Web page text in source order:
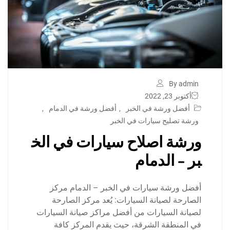
By admin
أكتوبر 23, 2022
أفضل ورشة في الخبر
, أفضل ورشة في الدمام
,
ورشة تصليح سيارات في الخبر
ورشة اصلاح سيارات في الخ
بر – الدمام
أفضل ورشة سيارات في الخبر – الدمام مركز
الصارحة لصيانة السيارات: يُعد مركز الصارحة
لصيانة السيارات من أفضل مراكز صيانة السيارات
في المنطقة الشرقة، حيث يقدم المركز كافة